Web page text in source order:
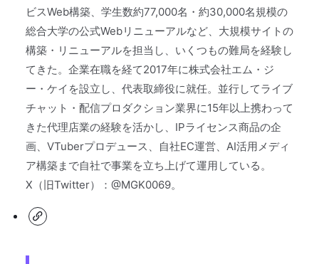
ビスWeb構築、学生数約77,000名・約30,000名規模の
総合大学の公式Webリニューアルなど、大規模サイトの
構築・リニューアルを担当し、いくつもの難局を経験し
てきた。企業在職を経て2017年に株式会社エム・ジ
ー・ケイを設立し、代表取締役に就任。並行してライブ
チャット・配信プロダクション業界に15年以上携わって
きた代理店業の経験を活かし、IPライセンス商品の企
画、VTuberプロデュース、自社EC運営、AI活用メディ
ア構築まで自社で事業を立ち上げて運用している。
X（旧Twitter）：@MGK0069。